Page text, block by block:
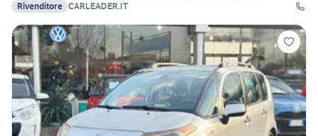
Rivenditore CARLEADER.IT